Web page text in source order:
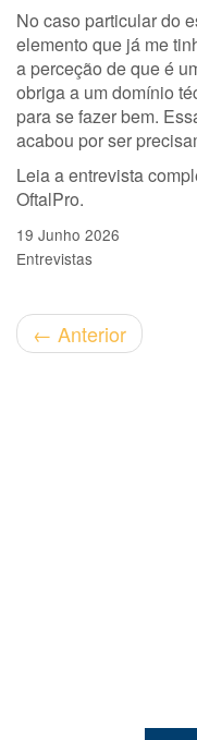
No caso particular do
elemento que já me
a perceção de que é
obriga a um domínio
para se fazer bem.
acabou por ser
Leia a entrevista
OftalPro.
19 Junho 2026
Entrevistas
← Anterior